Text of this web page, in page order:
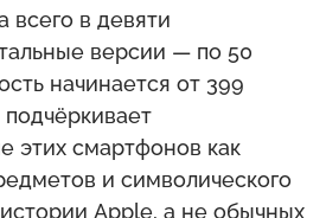
в девяти
версии — по 50
начинается от 399
этих смартфонов как
и символического
Apple, а не обычных